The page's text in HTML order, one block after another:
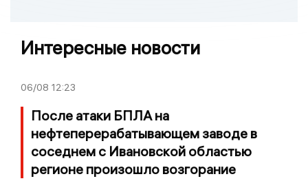
Интересные новости
06/08 12:23
После атаки БПЛА на
нефтеперерабатывающем заводе в
соседнем с Ивановской областью
регионе произошло возгорание